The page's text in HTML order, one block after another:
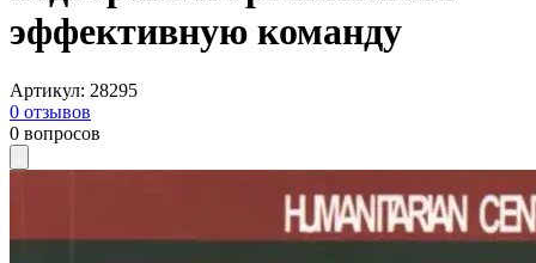
эффективную команду
Артикул: 28295
0 отзывов
0 вопросов